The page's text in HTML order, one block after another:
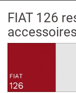
FIAT 126
accessoires